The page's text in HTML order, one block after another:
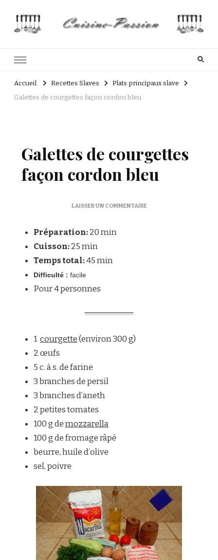
Accueil Recettes Slaves
Plats principaux slave
Galettes de courgettes façon cordon bleu
Galettes de courgettes
façon cordon bleu
LAISSER UN COMMENTAIRESUR
Préparation:20 min
Cuisson:25 min
Temps total:45 min
Difficulté : facile
Pour 4 personnes
1 courgette(environ 300 g)
2 œufs
5 c. à s. de farine
3 branches de persil
3 branches d’aneth
2 petites tomates
100 g demozzarella
100 g de fromage râpé
beurre, huile d’olive
sel, poivre